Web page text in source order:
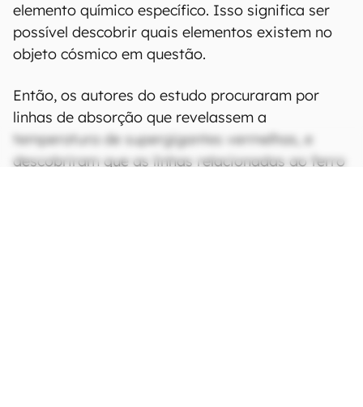
elemento químico específico. Isso significa ser
possível descobrir quais elementos existem no
objeto cósmico em questão.
Então, os autores do estudo procuraram por
linhas de absorção que revelassem a
temperatura de supergigantes vermelhas, e
descobriram que as linhas relacionadas ao ferro